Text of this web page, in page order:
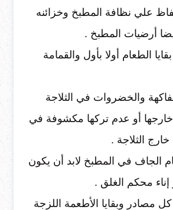
علي نظافة المطبخ وخزائنه
أرضيات المطبخ .
الطعام أولا بأول والقمامة
والخضروات في الثلاجة
أو عدم تركها مكشوفة في
الثلاجة .
الجاف في المطبخ لابد أن يكون
محكم الغلق .
مصادر وبقايا الأطعمة اللزجة